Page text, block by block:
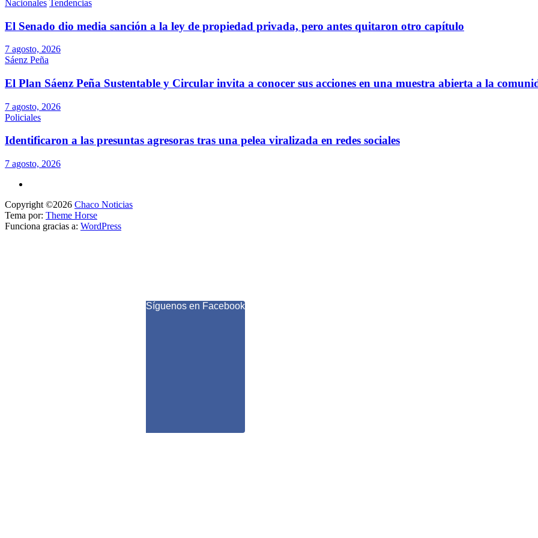
Nacionales Tendencias
El Senado dio media sanción a la ley de propiedad privada, pero antes quitaron otro capítulo
7 agosto, 2026
Sáenz Peña
El Plan Sáenz Peña Sustentable y Circular invita a conocer sus acciones en una muestra abierta a la
7 agosto, 2026
Policiales
Identificaron a las presuntas agresoras tras una pelea viralizada en redes sociales
7 agosto, 2026
Copyright ©2026 Chaco Noticias
Tema por: Theme Horse
Funciona gracias a: WordPress
Síguenos en Facebook